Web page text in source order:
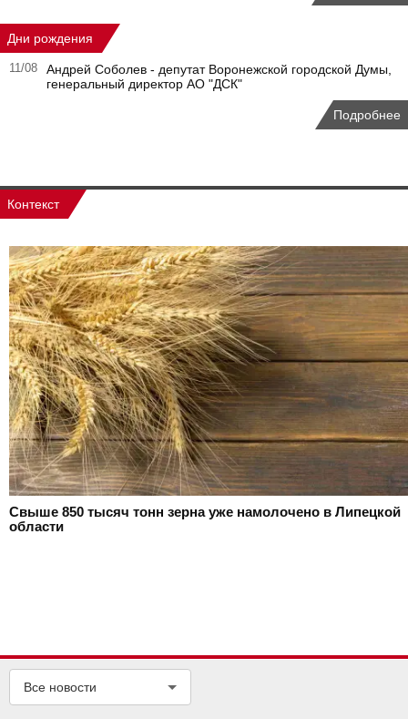
Дни рождения
11/08
Андрей Соболев - депутат Воронежской городской Думы,
генеральный директор АО "ДСК"
Подробнее
Контекст
Свыше 850 тысяч тонн зерна уже намолочено в Липецкой
области
Все новости